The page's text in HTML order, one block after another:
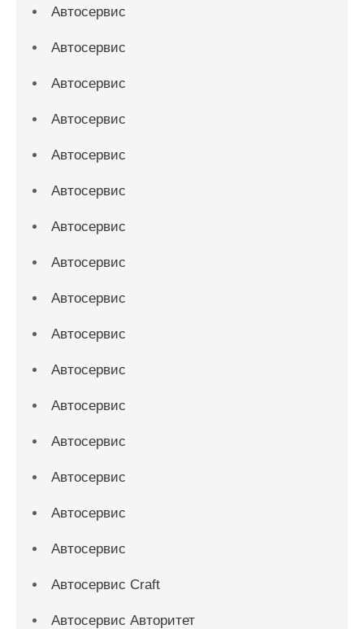
Автосервис
Автосервис
Автосервис
Автосервис
Автосервис
Автосервис
Автосервис
Автосервис
Автосервис
Автосервис
Автосервис
Автосервис
Автосервис
Автосервис
Автосервис
Автосервис
Автосервис Craft
Автосервис Авторитет